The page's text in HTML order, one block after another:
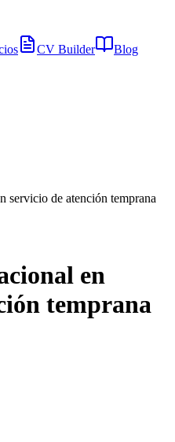
CV Builder Blog
servicio de atención temprana
en
temprana